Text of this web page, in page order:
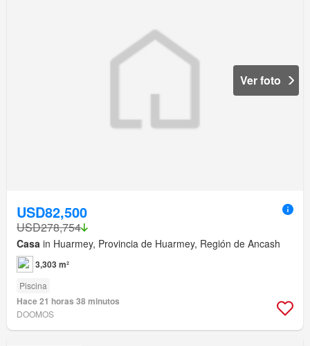
Ver foto
USD82,500
USD278,754
Casa in Huarmey, Provincia de Huarmey, Región de Ancash
3,303 m²
Piscina
Hace 21 horas 38 minutos
DOOMOS